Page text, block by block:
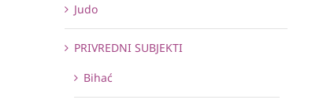
Judo
PRIVREDNI SUBJEKTI
Bihać